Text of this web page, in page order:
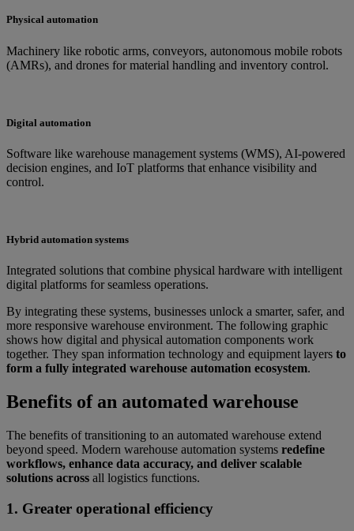
Physical automation
Machinery like robotic arms, conveyors, autonomous mobile robots
(AMRs), and drones for material handling and inventory control.
Digital automation
Software like warehouse management systems (WMS), AI-powered
decision engines, and IoT platforms that enhance visibility and
control.
Hybrid automation systems
Integrated solutions that combine physical hardware with intelligent
digital platforms for seamless operations.
By integrating these systems, businesses unlock a smarter, safer, and
more responsive warehouse environment. The following graphic
shows how digital and physical automation components work
together. They span information technology and equipment layers to
form a fully integrated warehouse automation ecosystem.
Benefits of an automated warehouse
The benefits of transitioning to an automated warehouse extend
beyond speed. Modern warehouse automation systems redefine
workflows, enhance data accuracy, and deliver scalable
solutions across all logistics functions.
1. Greater operational efficiency